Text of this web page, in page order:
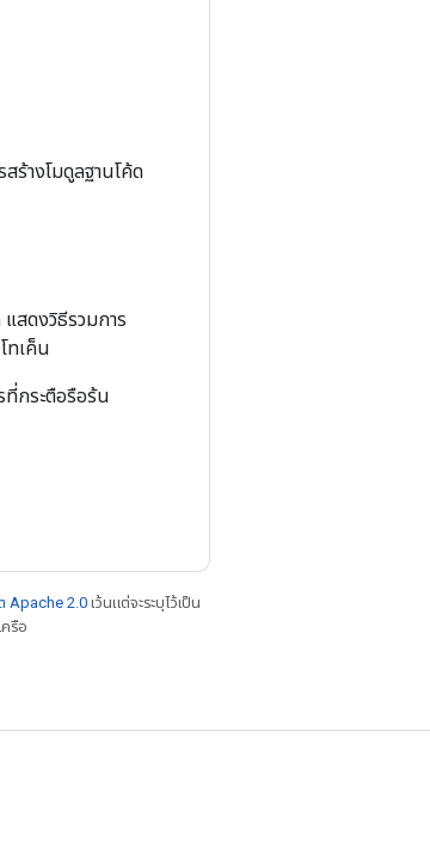
ร้างโมดูลฐานโค้ด
สดงวิธีรวมการ
ทเค็น
ที่กระตือรือร้น
Apache 2.0เว้นแต่จะระบุไว้เป็น
รือ